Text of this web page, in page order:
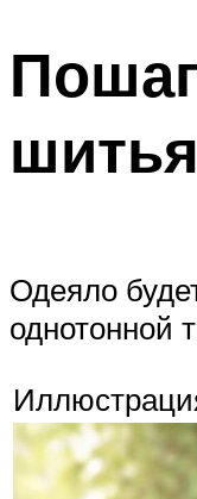
Одеяло
однотонной